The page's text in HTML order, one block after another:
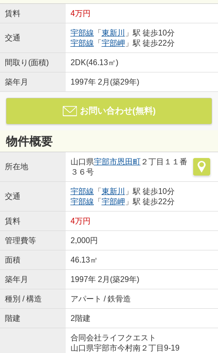
賃料 4万円
交通
宇部線 「 東新川
」駅 徒歩10分
宇部線 「 宇部岬 」駅 徒歩22分
間取り(面積) 2DK(46.13㎡)
築年月 1997年 2月(築29年)
お問い合わせ(無料)
物件概要
所在地
山口県宇部市恩田町２丁目１１番
３６号
交通
宇部線 「 東新川
」駅 徒歩10分
宇部線 「 宇部岬 」駅 徒歩22分
賃料 4万円
管理費等 2,000円
面積 46.13㎡
築年月 1997年 2月(築29年)
種別 / 構造 アパート / 鉄骨造
階建 2階建
合同会社ライフクエスト
山口県宇部市今村南２丁目9-19